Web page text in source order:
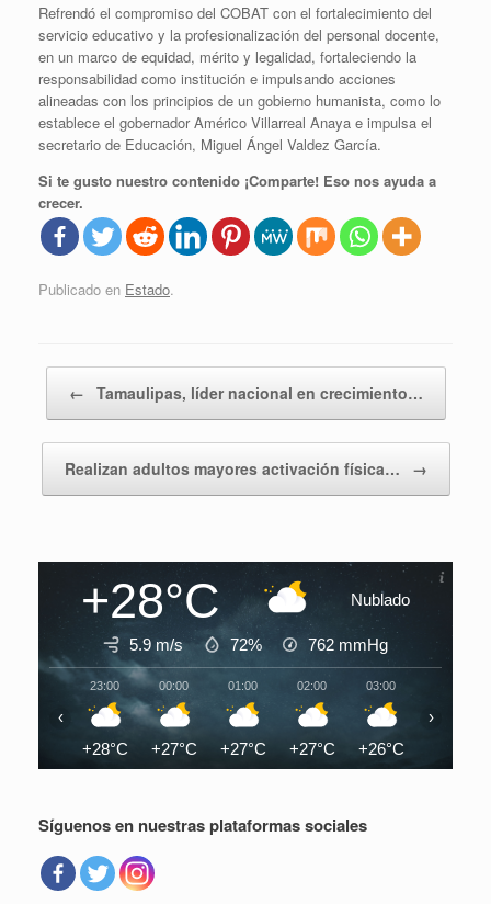
Refrendó el compromiso del COBAT con el fortalecimiento del
servicio educativo y la profesionalización del personal docente,
en un marco de equidad, mérito y legalidad, fortaleciendo la
responsabilidad como institución e impulsando acciones
alineadas con los principios de un gobierno humanista, como lo
establece el gobernador Américo Villarreal Anaya e impulsa el
secretario de Educación, Miguel Ángel Valdez García.
Si te gusto nuestro contenido ¡Comparte! Eso nos ayuda a
crecer.
Publicado en Estado.
← Tamaulipas, líder nacional en crecimiento…
Realizan adultos mayores activación física… →
+28°C Nublado
5.9 m/s 72% 762 mmHg
23:00
+28°C
00:00
+27°C
01:00
+27°C
02:00
+27°C
03:00
+26°C
‹ ›
Síguenos en nuestras plataformas sociales